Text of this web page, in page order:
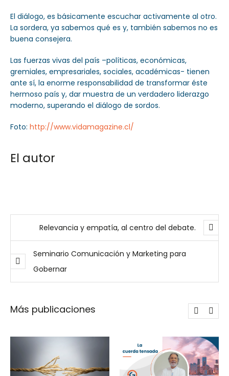
El diálogo, es básicamente escuchar activamente al otro.
La sordera, ya sabemos qué es y, también sabemos no es
buena consejera.
Las fuerzas vivas del país –políticas, económicas,
gremiales, empresariales, sociales, académicas- tienen
ante sí, la enorme responsabilidad de transformar éste
hermoso país y, dar muestra de un verdadero liderazgo
moderno, superando el diálogo de sordos.
Foto: http://www.vidamagazine.cl/
El autor
Relevancia y empatía, al centro del debate.
Seminario Comunicación y Marketing para
Gobernar
Más publicaciones